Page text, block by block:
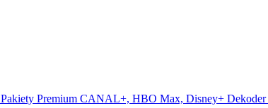
Pakiety Premium CANAL+, HBO Max, Disney+ Dekoder